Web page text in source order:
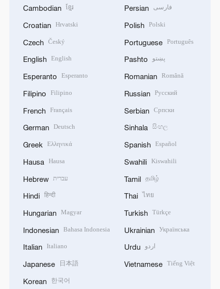
Cambodian ខ្មែរ
Croatian Hrvatski
Czech Český
English English
Esperanto Esperanto
Filipino Filipino
French Français
German Deutsch
Greek Ελληνικά
Hausa Hausa
Hebrew עברית
Hindi हिन्दी
Hungarian Magyar
Indonesian Bahasa Indonesia
Italian Italiano
Japanese 日本語
Korean 한국어
Persian فارسی
Polish Polski
Portuguese Português
Pashto پښتو
Romanian Română
Russian Русский
Serbian Српски
Sinhala සිංහල
Spanish Español
Swahili Kiswahili
Tamil தமிழ்
Thai ไทย
Turkish Türkçe
Ukrainian Українська
Urdu اردو
Vietnamese Tiếng Việt